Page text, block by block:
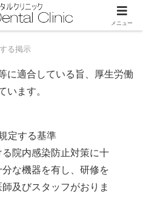
る掲示
に適合している旨、厚生労働
います。
定する基準
院内感染防止対策に十
な機器を有し、研修を
及びスタッフがおりま
メニュー